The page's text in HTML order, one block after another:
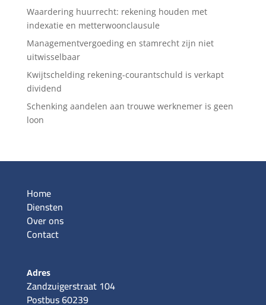
Waardering huurrecht: rekening houden met
indexatie en metterwoonclausule
Managementvergoeding en stamrecht zijn niet
uitwisselbaar
Kwijtschelding rekening-courantschuld is verkapt
dividend
Schenking aandelen aan trouwe werknemer is geen
loon
Home
Diensten
Over ons
Contact
Adres
Zandzuigerstraat 104
Postbus 60239